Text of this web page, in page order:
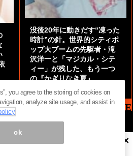
没後20年に動きだす“凍った
時計”の針。世界的シティポ
ップ大ブームの先駆者・滝
沢洋一と「マジカル・シテ
ィー」が残した、もう一つ
の『かぎりなき夏』
MAG2 NEWS HEADLINE
者に属します。無断転載を禁じます。 ©
×
you agree to the storing of cookies on
analyze site usage, and assist in
ok